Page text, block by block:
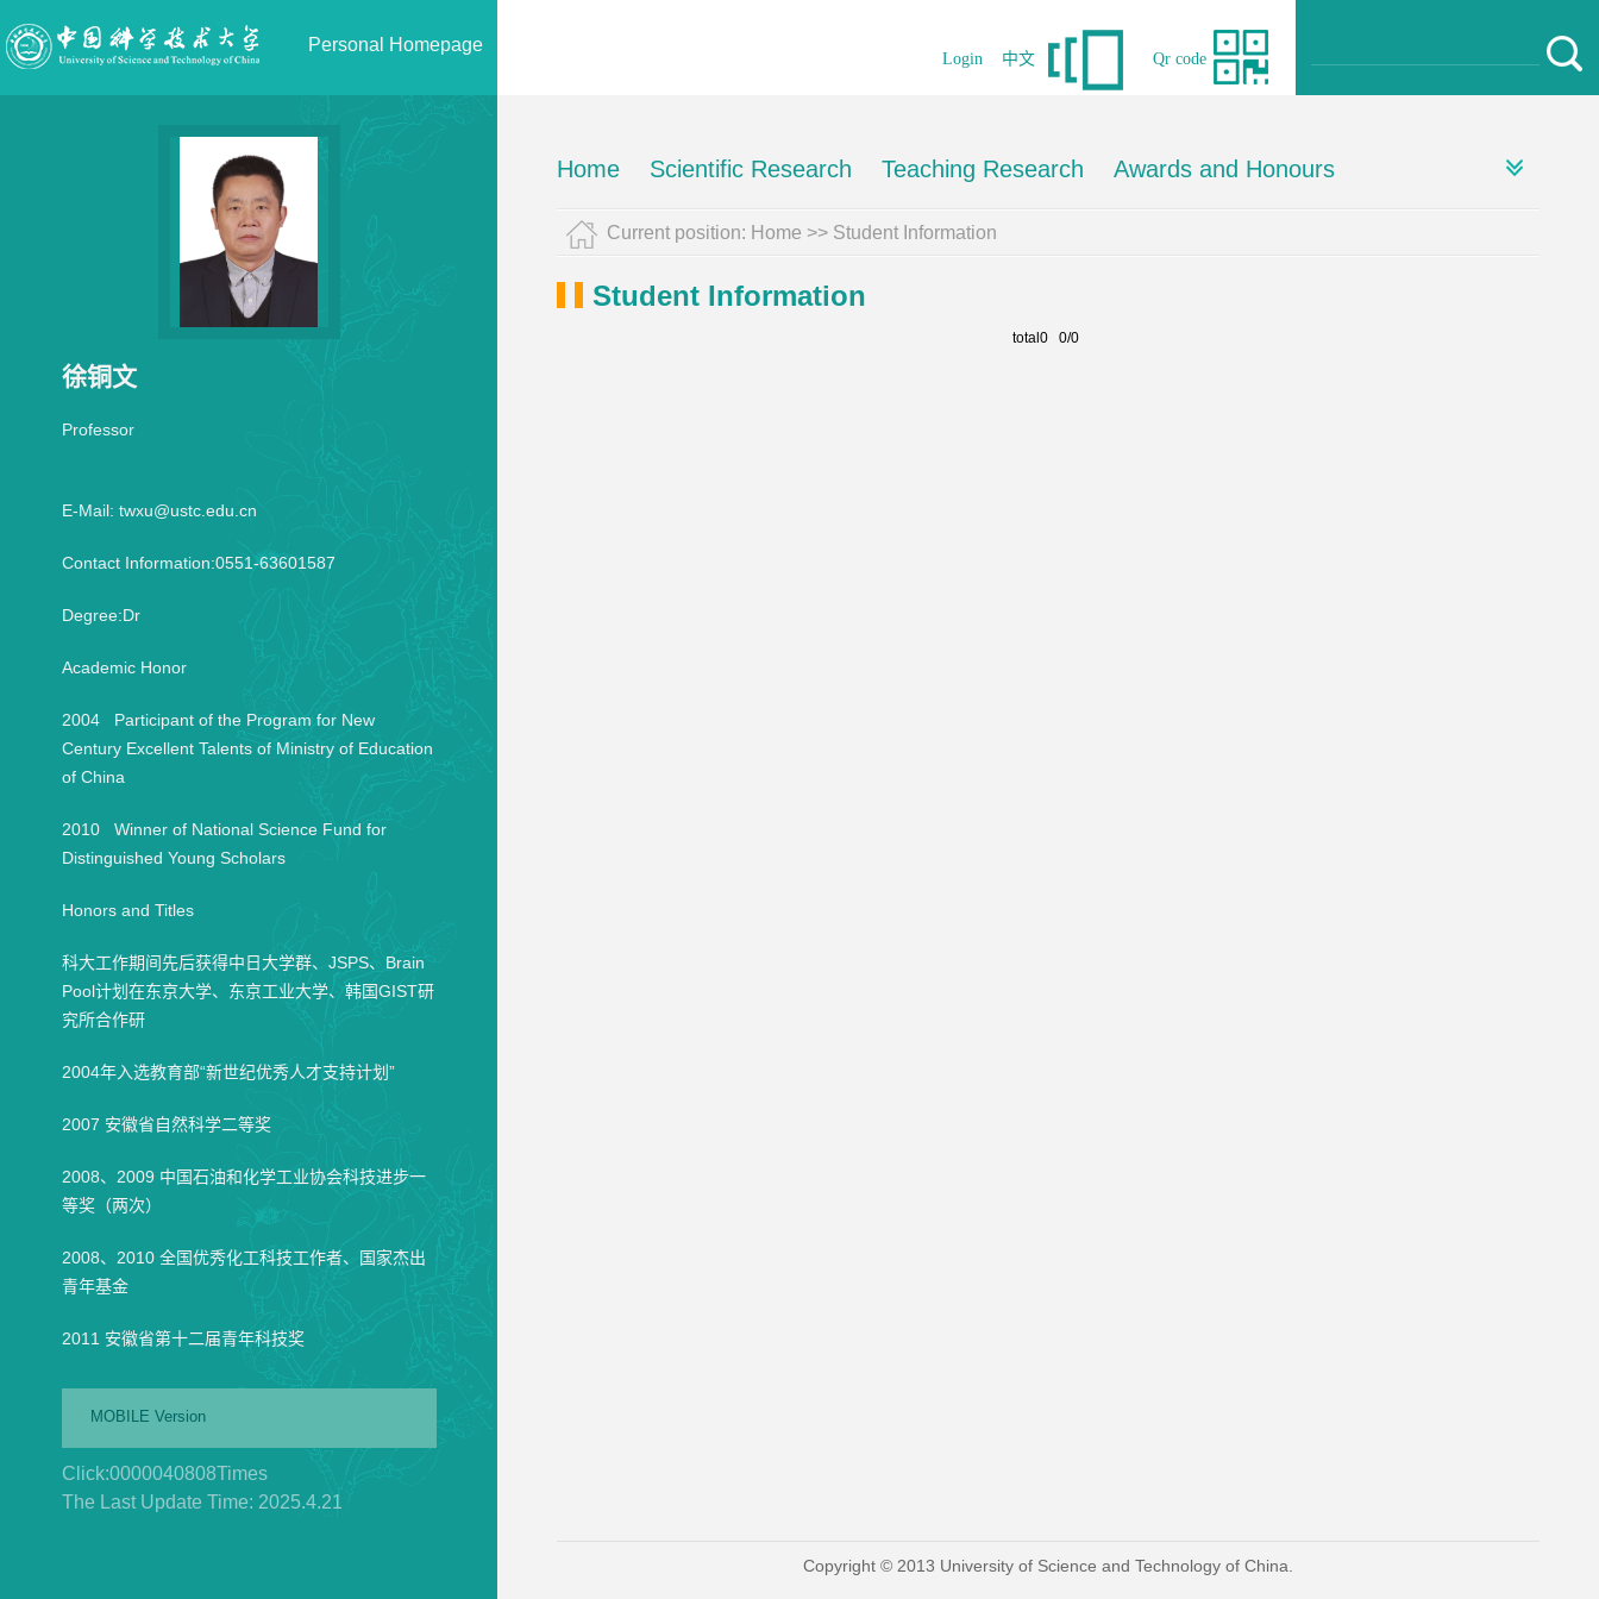
Personal Homepage
Qr code
Login 中文
徐铜文
Professor
E-Mail: twxu@ustc.edu.cn
Contact Information:0551-63601587
Degree:Dr
Academic Honor
2004 Participant of the Program for New
Century Excellent Talents of Ministry of Education
of China
2010 Winner of National Science Fund for
Distinguished Young Scholars
Honors and Titles
科大工作期间先后获得中日大学群、JSPS、Brain
Pool计划在东京大学、东京工业大学、韩国GIST研
究所合作研
2004年入选教育部“新世纪优秀人才支持计划”
2007 安徽省自然科学二等奖
2008、2009 中国石油和化学工业协会科技进步一
等奖（两次）
2008、2010 全国优秀化工科技工作者、国家杰出
青年基金
2011 安徽省第十二届青年科技奖
MOBILE Version
Click:0000040808Times
The Last Update Time: 2025.4.21
Home Scientific Research Teaching Research Awards and Honours
Current position: Home >> Student Information
Student Information
total0 0/0
Copyright © 2013 University of Science and Technology of China.